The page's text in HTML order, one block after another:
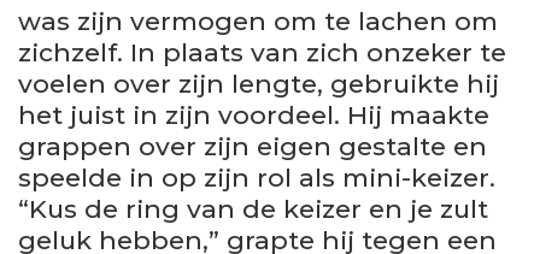
was zijn vermogen om te lachen om
zichzelf. In plaats van zich onzeker te
voelen over zijn lengte, gebruikte hij
het juist in zijn voordeel. Hij maakte
grappen over zijn eigen gestalte en
speelde in op zijn rol als mini-keizer.
“Kus de ring van de keizer en je zult
geluk hebben,” grapte hij tegen een